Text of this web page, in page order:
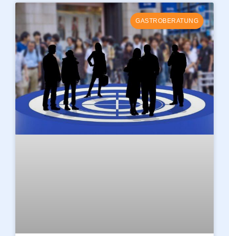
GASTROBERATUNG